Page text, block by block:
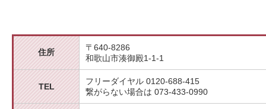
住所
〒640-8286
和歌山市湊御殿1-1-1
TEL
フリーダイヤル 0120-688-415
繋がらない場合は 073-433-0990